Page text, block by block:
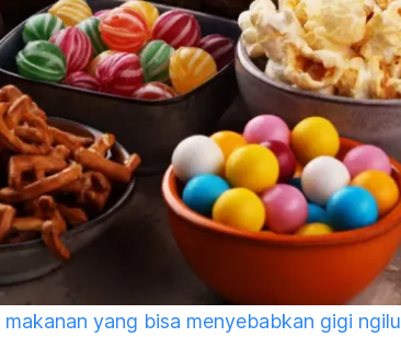
makanan yang bisa menyebabkan gigi ngilu